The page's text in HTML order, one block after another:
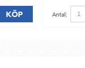
KÖP Antal: